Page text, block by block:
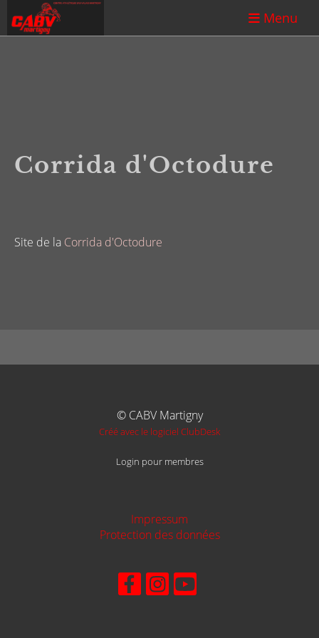
Menu
Corrida d'Octodure
Site de la Corrida d'Octodure
© CABV Martigny
Créé avec le logiciel ClubDesk
Login pour membres
Impressum
Protection des données